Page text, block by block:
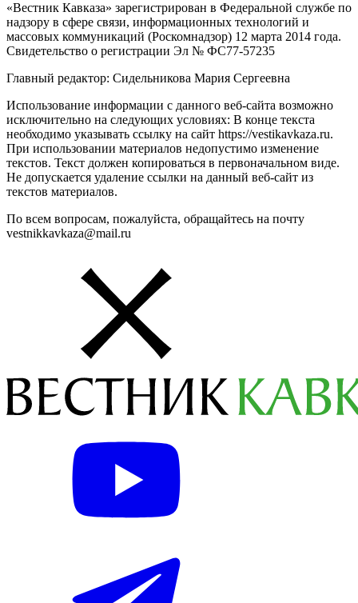
«Вестник Кавказа» зарегистрирован в Федеральной службе по
надзору в сфере связи, информационных технологий и
массовых коммуникаций (Роскомнадзор) 12 марта 2014 года.
Свидетельство о регистрации Эл № ФС77-57235
Главный редактор: Сидельникова Мария Сергеевна
Использование информации с данного веб-сайта возможно
исключительно на следующих условиях: В конце текста
необходимо указывать ссылку на сайт https://vestikavkaza.ru.
При использовании материалов недопустимо изменение
текстов. Текст должен копироваться в первоначальном виде.
Не допускается удаление ссылки на данный веб-сайт из
текстов материалов.
По всем вопросам, пожалуйста, обращайтесь на почту
vestnikkavkaza@mail.ru